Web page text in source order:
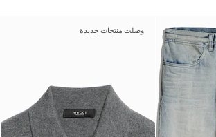
وصلت منتجات جديدة